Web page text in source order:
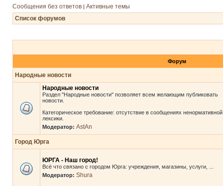
Сообщения без ответов | Активные темы
Список форумов
Форум
Народные новости
Народные новости
Раздел "Народные новости" позволяет всем желающим публиковать
новости.
Категорическое требование: отсутствие в сообщениях ненормативной
лексики.
Модератор: AstAn
Город Юрга
ЮРГА - Наш город!
Всё что связано с городом Юрга: учреждения, магазины, услуги, ...
Модератор: Shura